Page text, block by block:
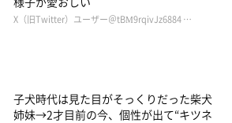
X（旧Twitter）ユーザー＠tBM9rqivJz6884 …
子犬時代は見た目がそっくりだった柴犬
姉妹→2才目前の今、個性が出て“キツネ